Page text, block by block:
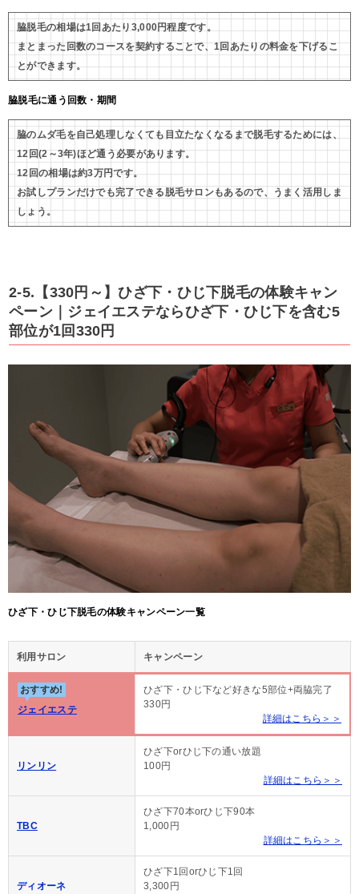
脇脱毛の相場は1回あたり3,000円程度です。
まとまった回数のコースを契約することで、1回あたりの料金を下げるこ
とができます。
脇脱毛に通う回数・期間
脇のムダ毛を自己処理しなくても目立たなくなるまで脱毛するためには、
12回(2～3年)ほど通う必要があります。
12回の相場は約3万円です。
お試しプランだけでも完了できる脱毛サロンもあるので、うまく活用しま
しょう。
2-5.【330円～】ひざ下・ひじ下脱毛の体験キャン
ペーン｜ジェイエステならひざ下・ひじ下を含む5
部位が1回330円
ひざ下・ひじ下脱毛の体験キャンペーン一覧
利用サロン キャンペーン
おすすめ!
ジェイエステ
ひざ下・ひじ下など好きな5部位+両脇完了
330円
詳細はこちら＞＞
リンリン
ひざ下orひじ下の通い放題
100円
詳細はこちら＞＞
TBC
ひざ下70本orひじ下90本
1,000円
詳細はこちら＞＞
ディオーネ
ひざ下1回orひじ下1回
3,300円